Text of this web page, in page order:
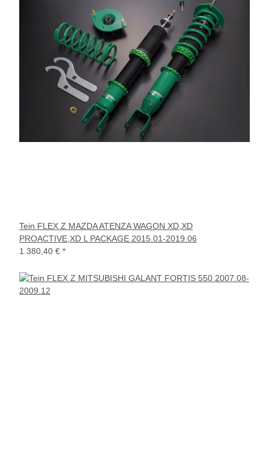
Tein FLEX Z MAZDA ATENZA WAGON XD,XD
PROACTIVE,XD L PACKAGE 2015.01-2019.06
1.380,40 € *